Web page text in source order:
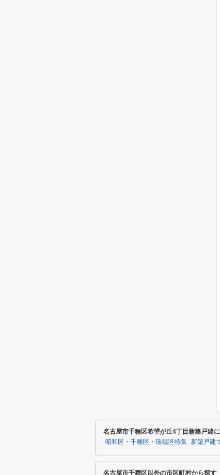
名古屋市千種区希望が丘4丁目新築戸建
昭和区・千種区・瑞穂区特集 新築戸建
名古屋市千種区以外の市区町村から探す